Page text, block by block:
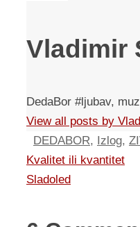
Vladimir
DedaBor #ljubav,
View all posts by
DEDABOR, Izlog,
Kvalitet ili kvantitet
Sladoled